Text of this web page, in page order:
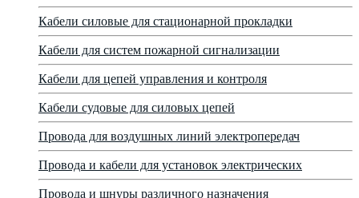
Кабели силовые для стационарной прокладки
Кабели для систем пожарной сигнализации
Кабели для цепей управления и контроля
Кабели судовые для силовых цепей
Провода для воздушных линий электропередач
Провода и кабели для установок электрических
Провода и шнуры различного назначения